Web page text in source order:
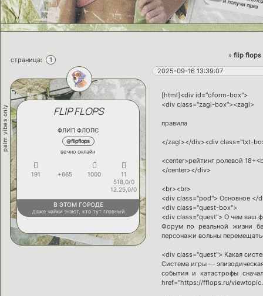
и получи приз
01/08 паззлы
собери их все
01/08 дейлики
список
профили навылет
29/07 новый факт
о персонаже
детали о персонаже
» flip flops
страница:
1
2025-09-16 13:39:07
palm vibes only FLIP FLOPS
ФЛИП ФЛОПС
@flipflops
вечно онлайн
191 +665 1000
11
518,0/0
12.25,0/0
В ЭТОМ ГОРОДЕ
даже чайки знают, кто тут главный
[html]<div id="oform-box">
<div class="zagl-box"><zagl>
правила
</zagl></div><div class="txt-
<center>рейтинг ролевой
</center></div>
<br><br>
<div class="pod"> Основное </
<div class="quest-box">
<div class="quest"> О чем ваш
Форум по реальной жизни
персонажи вольны
<div class="quest"> Какая
Система игры —
события и катастрофы
href="https://fflops.ru/